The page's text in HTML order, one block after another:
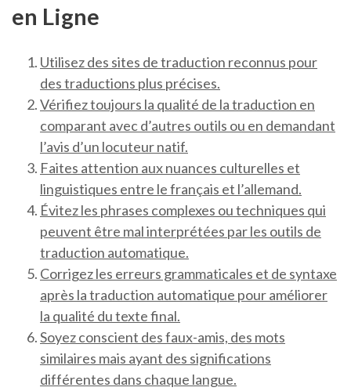
en Ligne
Utilisez des sites de traduction reconnus pour
des traductions plus précises.
Vérifiez toujours la qualité de la traduction en
comparant avec d’autres outils ou en demandant
l’avis d’un locuteur natif.
Faites attention aux nuances culturelles et
linguistiques entre le français et l’allemand.
Évitez les phrases complexes ou techniques qui
peuvent être mal interprétées par les outils de
traduction automatique.
Corrigez les erreurs grammaticales et de syntaxe
après la traduction automatique pour améliorer
la qualité du texte final.
Soyez conscient des faux-amis, des mots
similaires mais ayant des significations
différentes dans chaque langue.